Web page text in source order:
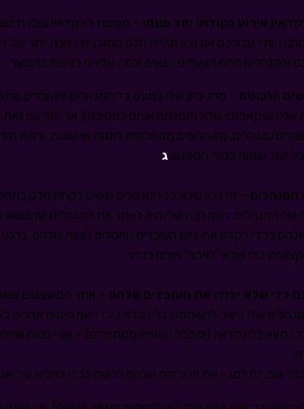
אירוע נקודתי וחד פעמי – מסיבת לינקדאין עובדת
יותר עבורכם אם היא תהייה חלק מתוכנית רחבה יותר של
ולמנהלים מהם הצעדים הבאים ולמה עליהם לצפות בהמשך.
הנכונים – מהניסיון שלי כמעט כל המנהלים והעובדים
אלה שיתאכזבו שלא הזמנתם אותם למסיבה). אך יחד עם זאת,
מנהלים, משתתפים ממחלקות דומות או שונות, ורמת
יותר שמות בסוף המפגש.ג
המנהלים – זה נכון שלא כל המנהלים ששים לקחת חלק
של המנהלים. ההמלצה שלי היא לאתר את המנהלים
בכדי לקדם את גיוס העובדים החסרים לצוות שלהם.
כדי שלא "לאבד" אותם בדרך.
כדי שלא יצודו את העובדים שלהם – אחד המשפטים
שלי כיצד להשתמש בלינקדאין, כדי שמגייסים אחרים
נמצא בלינקדאין (ומקבל הצעות ממתחרים) – ואני בטוח
שם, זה למנף את הנוכחות שלהם ברשת בכדי להביא עוד